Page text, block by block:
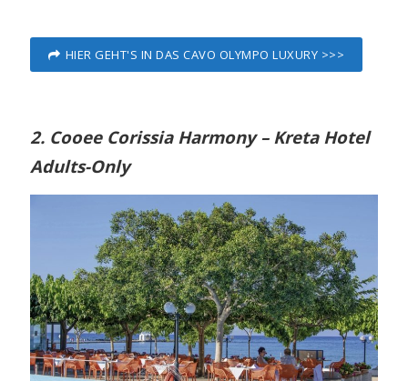
HIER GEHT'S IN DAS CAVO OLYMPO LUXURY >>>
2. Cooee Corissia Harmony – Kreta Hotel
Adults-Only